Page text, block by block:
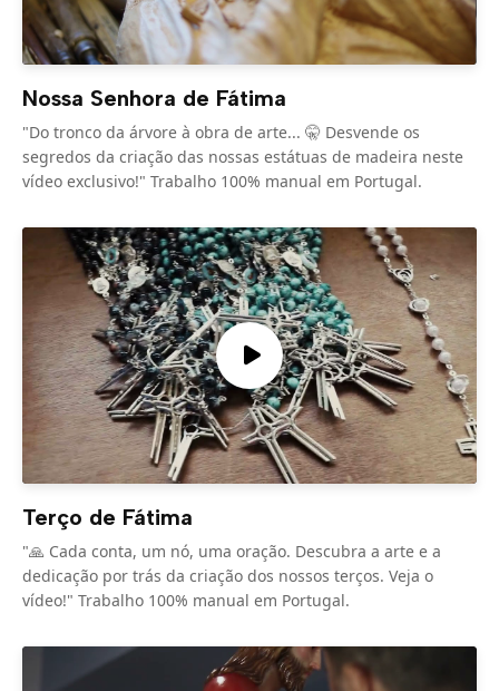
Nossa Senhora de Fátima
"Do tronco da árvore à obra de arte... 🤫 Desvende os
segredos da criação das nossas estátuas de madeira neste
vídeo exclusivo!" Trabalho 100% manual em Portugal.
Terço de Fátima
"🙏 Cada conta, um nó, uma oração. Descubra a arte e a
dedicação por trás da criação dos nossos terços. Veja o
vídeo!" Trabalho 100% manual em Portugal.